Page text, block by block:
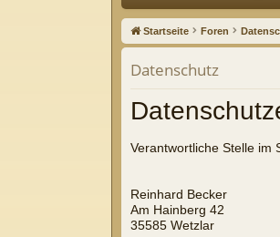
ne
llz
ug
riff
Startseite Foren
Datenschutz
Verantwortliche Stelle im
Reinhard Becker
Am Hainberg 42
35585 Wetzlar